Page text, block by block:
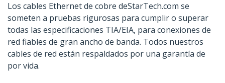
Los cables Ethernet de cobre deStarTech.com se
someten a pruebas rigurosas para cumplir o superar
todas las especificaciones TIA/EIA, para conexiones de
red fiables de gran ancho de banda. Todos nuestros
cables de red están respaldados por una garantía de
por vida.